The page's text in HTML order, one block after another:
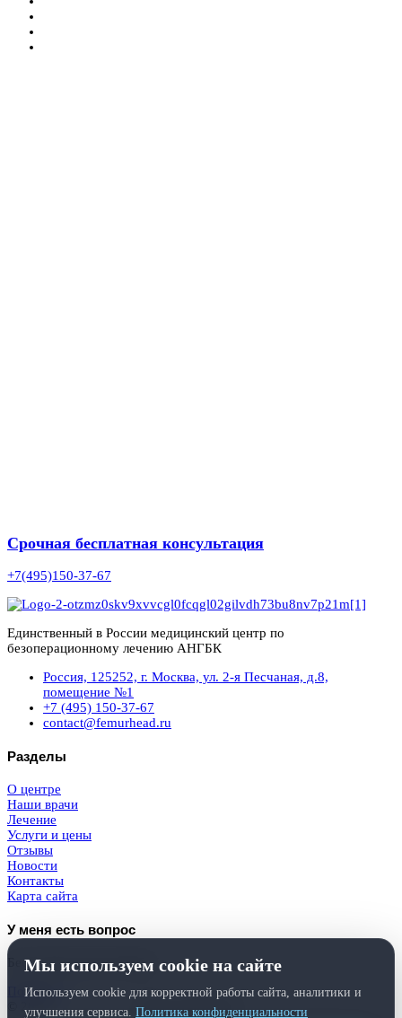
Срочная бесплатная консультация
+7(495)150-37-67
Единственный в России медицинский центр по
безоперационному лечению АНГБК
Россия, 125252, г. Москва, ул. 2-я Песчаная, д.8,
помещение №1
+7 (495) 150-37-67
contact@femurhead.ru
Разделы
О центре
Наши врачи
Лечение
Услуги и цены
Отзывы
Новости
Контакты
Карта сайта
У меня есть вопрос
Бесплатная консультация
Получить
© 2026Femurhead.ru . Права защищены.
Мы используем cookie на сайте
Используем cookie для корректной работы сайта, аналитики и
улучшения сервиса. Политика конфиденциальности